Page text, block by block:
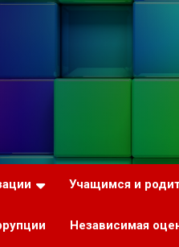
Учащимся и
Независимая